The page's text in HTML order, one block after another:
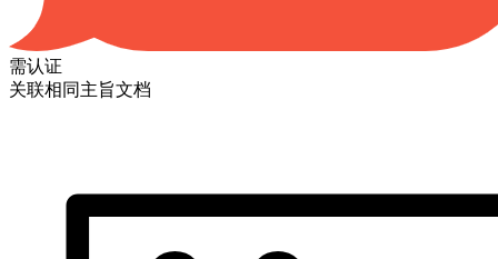
需认证
关联相同主旨文档